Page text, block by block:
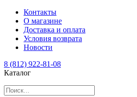
Контакты
О магазине
Доставка и оплата
Условия возврата
Новости
8 (812) 922-81-08
Каталог